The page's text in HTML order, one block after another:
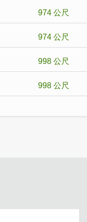
974 公尺
974 公尺
998 公尺
998 公尺